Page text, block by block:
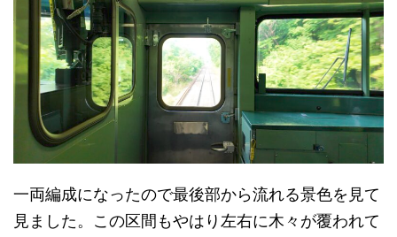
一両編成になったので最後部から流れる景色を見て
見ました。この区間もやはり左右に木々が覆われて